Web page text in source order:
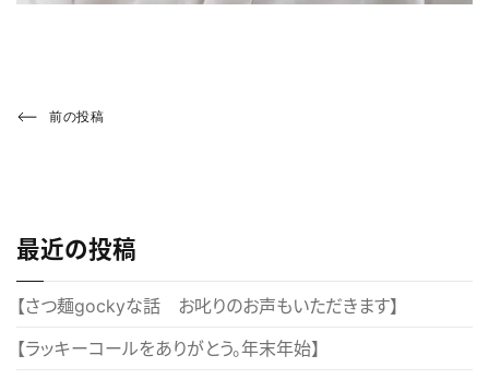
投
ゲ
ー
Previous
前の投稿
最近の投稿
【さつ麺gockyな話 お叱りのお声もいただきます】
【ラッキーコールをありがとう。年末年始】